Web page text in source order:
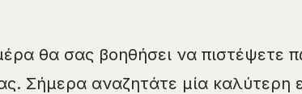
θα σας βοηθήσει να πιστέψετε
Σήμερα αναζητάτε μία καλύτερη